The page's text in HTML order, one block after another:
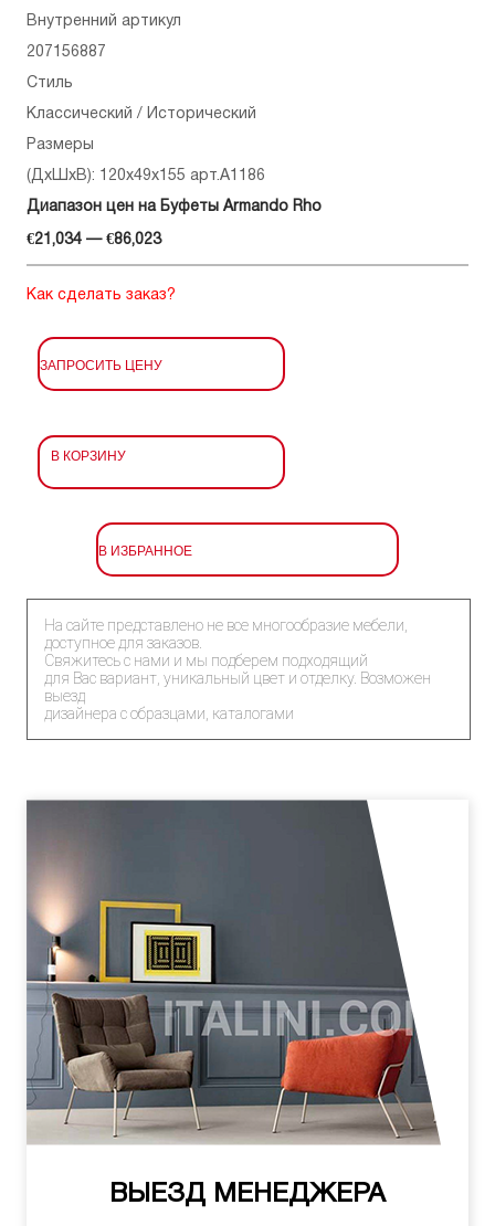
Внутренний артикул
207156887
Стиль
Классический / Исторический
Размеры
(ДхШхВ): 120x49x155 арт.A1186
Диапазон цен на Буфеты Armando Rho
€21,034 — €86,023
Как сделать заказ?
ЗАПРОСИТЬ ЦЕНУ
В КОРЗИНУ
В ИЗБРАННОЕ
На сайте представлено не все многообразие мебели,
доступное для заказов.
Свяжитесь с нами и мы подберем подходящий
для Вас вариант, уникальный цвет и отделку. Возможен
выезд
дизайнера с образцами, каталогами
ВЫЕЗД МЕНЕДЖЕРА